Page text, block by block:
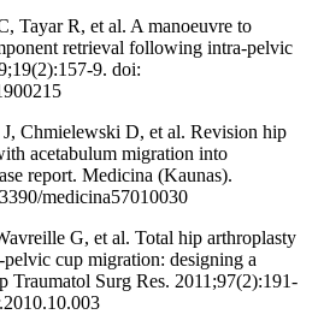
R, et al. A manoeuvre to
retrieval following intra-pelvic
9. doi:
Chmielewski D, et al. Revision hip
acetabulum migration into
report. Medicina (Kaunas).
medicina57010030
G, et al. Total hip arthroplasty
cup migration: designing a
Traumatol Surg Res. 2011;97(2):191-